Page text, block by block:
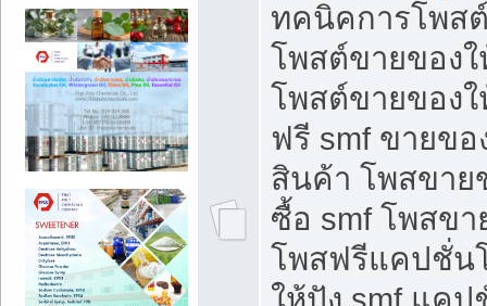
ทคนิคการโพส
โพสต์ขายของ
โพสต์ขายของ
ฟรี smf ขายข
สินค้า โพสขาย
ซื้อ smf โพสข
โพสฟรีแคปชั่น